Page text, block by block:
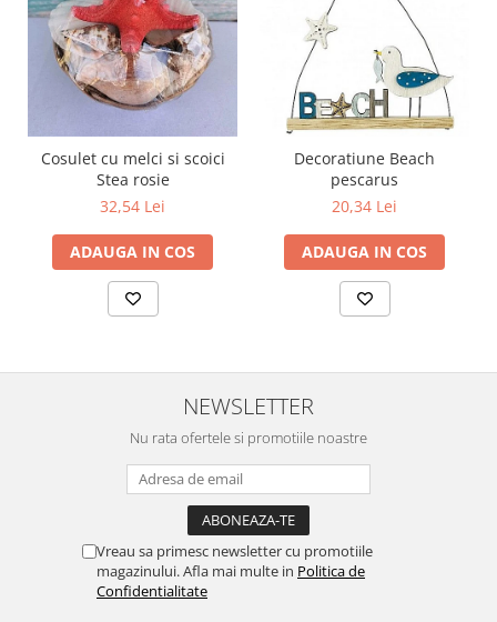
Cosulet cu melci si scoici
Stea rosie
32,54 Lei
ADAUGA IN COS
Decoratiune Beach
pescarus
20,34 Lei
ADAUGA IN COS
NEWSLETTER
Nu rata ofertele si promotiile noastre
Vreau sa primesc newsletter cu promotiile
magazinului. Afla mai multe in Politica de
Confidentialitate